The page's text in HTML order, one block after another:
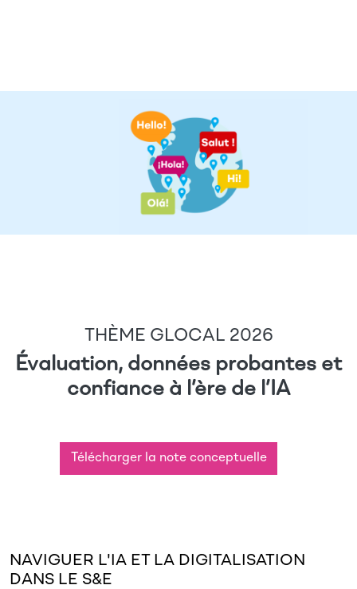
THÈME GLOCAL 2026
Évaluation, données probantes et
confiance à l’ère de l’IA
Télécharger la note conceptuelle
NAVIGUER L'IA ET LA DIGITALISATION
DANS LE S&E